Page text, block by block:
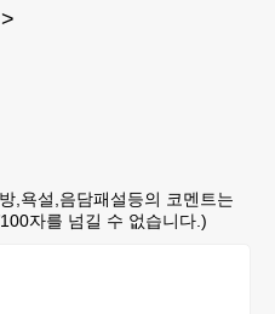
,욕설,음담패설등의 코멘트는
자를 넘길 수 없습니다.)